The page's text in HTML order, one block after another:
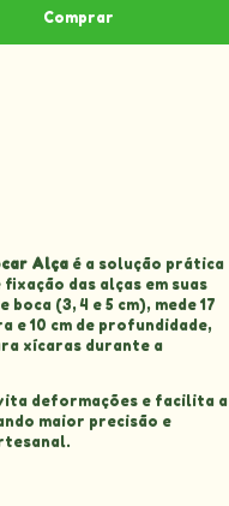
Alçaé a solução prática
das alças em suas
(3, 4 e 5 cm), mede 17
e 10 cm de profundidade,
xícaras durante a
deformações e facilita a
maior precisão e